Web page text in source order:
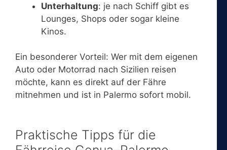
Unterhaltung: je nach Schiff gibt es
Lounges, Shops oder sogar kleine
Kinos.
Ein besonderer Vorteil: Wer mit dem eigenen
Auto oder Motorrad nach Sizilien reisen
möchte, kann es direkt auf der Fähre
mitnehmen und ist in Palermo sofort mobil.
Praktische Tipps für die